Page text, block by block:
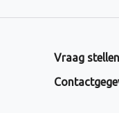
Vraag stellen